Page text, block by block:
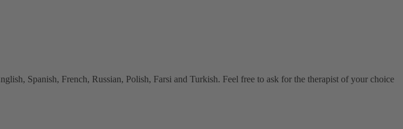
Spanish, French, Russian, Polish, Farsi and Turkish. Feel free to ask for the therapist of your choice